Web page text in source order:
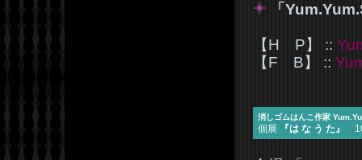
「
【H P】 ::
【F B】 ::
消しゴムはんこ作家
個展 『は な う た』